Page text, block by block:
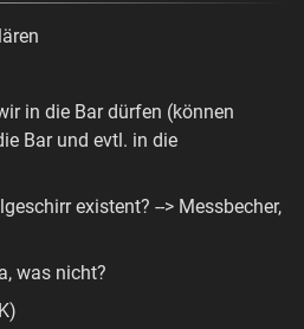
in die Bar dürfen (können
Bar und evtl. in die
existent? --> Messbecher,
was nicht?